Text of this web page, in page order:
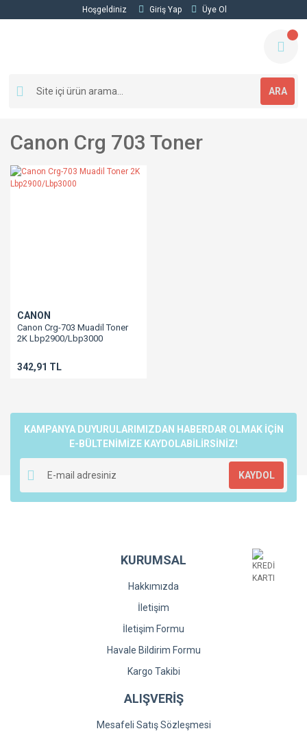
Hoşgeldiniz Giriş Yap Üye Ol
ARA
Canon Crg 703 Toner
CANON
Canon Crg-703 Muadil Toner
2K Lbp2900/Lbp3000
342,91 TL
KAMPANYA DUYURULARIMIZDAN HABERDAR OLMAK İÇİN
E-BÜLTENİMİZE KAYDOLABİLİRSİNİZ!
KAYDOL
KURUMSAL
Hakkımızda
İletişim
İletişim Formu
Havale Bildirim Formu
Kargo Takibi
ALIŞVERİŞ
Mesafeli Satış Sözleşmesi